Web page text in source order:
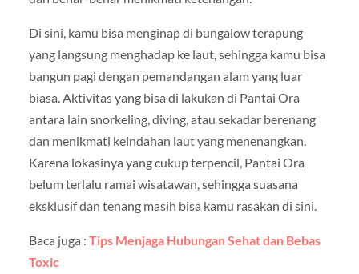
Di sini, kamu bisa menginap di bungalow terapung
yang langsung menghadap ke laut, sehingga kamu bisa
bangun pagi dengan pemandangan alam yang luar
biasa. Aktivitas yang bisa di lakukan di Pantai Ora
antara lain snorkeling, diving, atau sekadar berenang
dan menikmati keindahan laut yang menenangkan.
Karena lokasinya yang cukup terpencil, Pantai Ora
belum terlalu ramai wisatawan, sehingga suasana
eksklusif dan tenang masih bisa kamu rasakan di sini.
Baca juga : Tips Menjaga Hubungan Sehat dan Bebas
Toxic